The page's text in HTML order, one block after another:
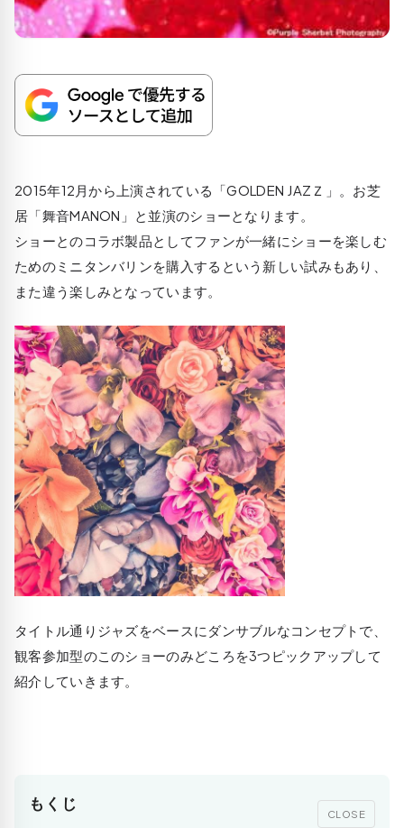
2015年12月から上演されている「GOLDEN JAZＺ」。お芝
居「舞音MANON」と並演のショーとなります。
ショーとのコラボ製品としてファンが一緒にショーを楽しむ
ためのミニタンバリンを購入するという新しい試みもあり、
また違う楽しみとなっています。
タイトル通りジャズをベースにダンサブルなコンセプトで、
観客参加型のこのショーのみどころを3つピックアップして
紹介していきます。
もくじ
CLOSE